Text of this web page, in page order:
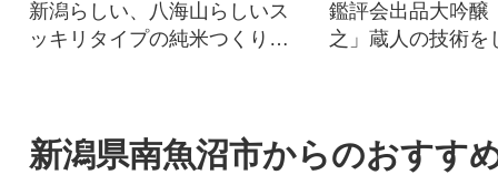
新潟らしい、八海山らしいス
ッキリタイプの純米つくりの
鑑評会出品大吟醸
之」蔵人の技術を
新潟県南魚沼市からのおすす